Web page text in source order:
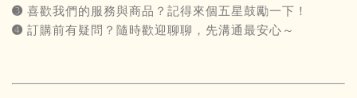
➌ 喜歡我們的服務與商品？記得來個五星鼓勵一下！
➍ 訂購前有疑問？隨時歡迎聊聊，先溝通最安心～